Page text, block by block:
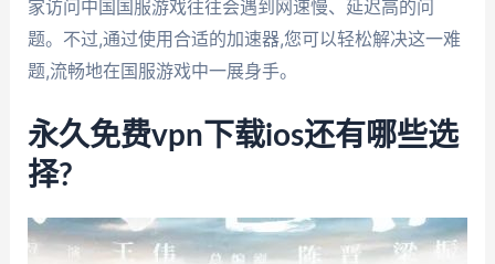
家访问中国国服游戏往往会遇到网速慢、延迟高的问
题。不过,通过使用合适的加速器,您可以轻松解决这一难
题,流畅地在国服游戏中一展身手。
永久免费vpn下载ios还有哪些选
择?